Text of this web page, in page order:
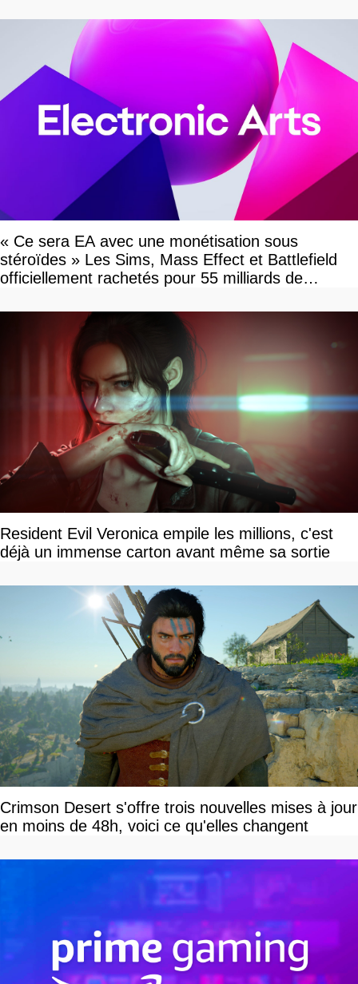
« Ce sera EA avec une monétisation sous
stéroïdes » Les Sims, Mass Effect et Battlefield
officiellement rachetés pour 55 milliards de
Resident Evil Veronica empile les millions, c'est
déjà un immense carton avant même sa sortie
Crimson Desert s'offre trois nouvelles mises à jour
en moins de 48h, voici ce qu'elles changent